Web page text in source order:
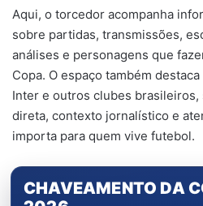
Aqui, o torcedor acompanha
sobre partidas, transmissões,
análises e personagens que
Copa. O espaço também
Inter e outros clubes
direta, contexto jornalístico e
importa para quem vive futebol.
CHAVEAMENTO DA